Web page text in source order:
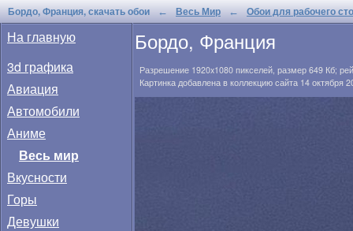
Бордо, Франция, скачать обои ← Весь Мир ← Обои для рабочего
На главную
3d графика
Авиация
Автомобили
Аниме
Весь мир
Вкусности
Горы
Девушки
Бордо, Франция
Разрешение 1920x1080 пикселей, размер 649 Кб;
Картинка добавлена в коллекцию сайта 14 октября